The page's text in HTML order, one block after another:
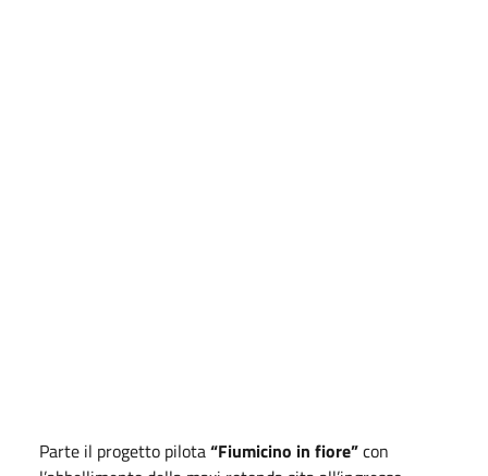
Parte il progetto pilota“Fiumicino in fiore”con